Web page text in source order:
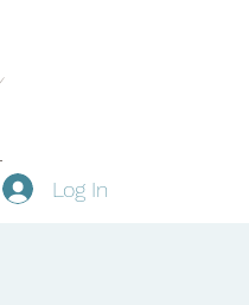
Log In